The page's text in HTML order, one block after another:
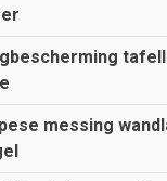
messing